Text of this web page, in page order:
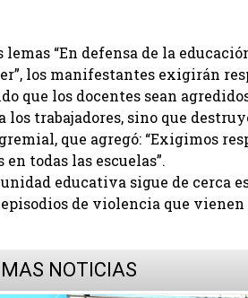
lemas “En defensa de la
los manifestantes exigirán
que los docentes sean
los trabajadores, sino que
que agregó: “Exigimos
en todas las escuelas”.
educativa sigue de cerca
de violencia que
NOTICIAS